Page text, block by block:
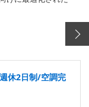
休2日制/空調完